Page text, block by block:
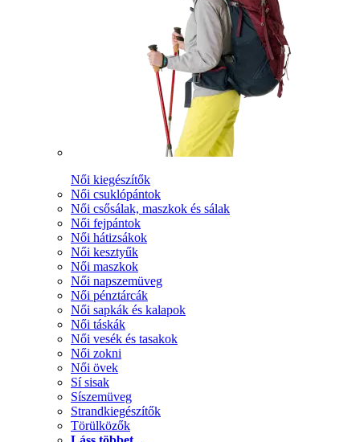
Női kiegészítők
Női csuklópántok
Női csősálak, maszkok és sálak
Női fejpántok
Női hátizsákok
Női kesztyűk
Női maszkok
Női napszemüveg
Női pénztárcák
Női sapkák és kalapok
Női táskák
Női vesék és tasakok
Női zokni
Női övek
Sí sisak
Síszemüveg
Strandkiegészítők
Törülközők